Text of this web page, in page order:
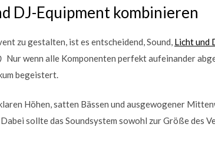
DJ-Equipment kombinieren
zu gestalten, ist es entscheidend, Sound, Licht und
Nur wenn alle Komponenten perfekt aufeinander
begeistert.
Höhen, satten Bässen und ausgewogener
sollte das Soundsystem sowohl zur Größe des